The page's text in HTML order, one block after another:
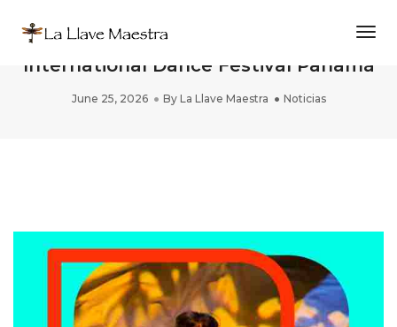
PAREIDOLIA Online at PRISMA
International Dance Festival Panamá
June 25, 2026 By La Llave Maestra Noticias